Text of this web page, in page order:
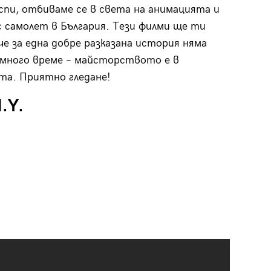
отбиваме се в света на анимацията и
самолет в България. Тези филми ще ти
за една добре разказана история няма
време – майсторството е в
Приятно гледане!
.